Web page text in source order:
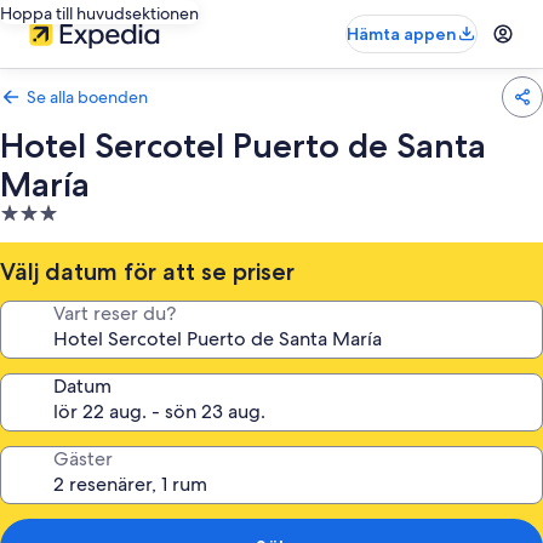
Hoppa till huvudsektionen
Hämta appen
Se alla boenden
Hotel Sercotel Puerto de Santa
María
3.0-
stjärnigt
boende
Välj datum för att se priser
Vart reser du?
Datum
Gäster